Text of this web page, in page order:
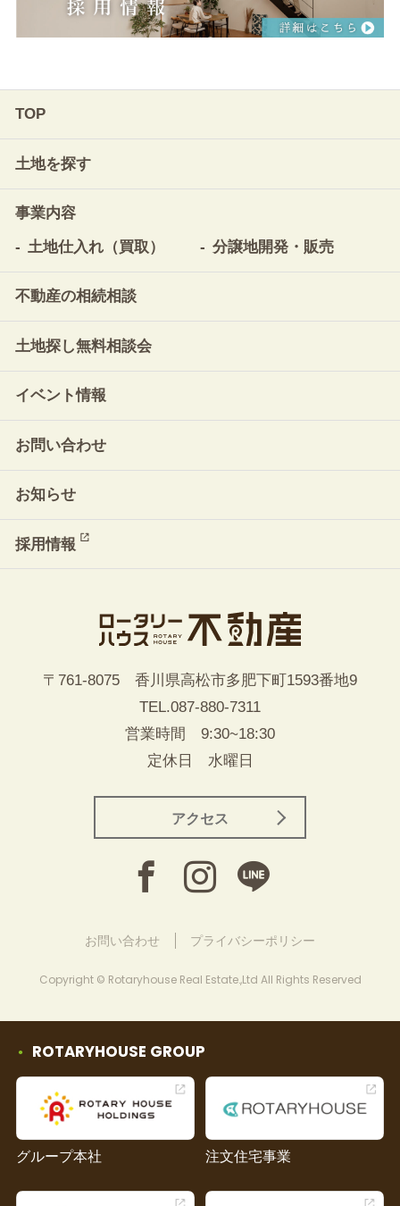
TOP
土地を探す
事業内容
土地仕入れ（買取）
分譲地開発・販売
不動産の相続相談
土地探し無料相談会
イベント情報
お問い合わせ
お知らせ
採用情報
〒761-8075 香川県高松市多肥下町1593番地9
TEL.087-880-7311
営業時間 9:30~18:30
定休日 水曜日
アクセス
お問い合わせ プライバシーポリシー
Copyright © Rotaryhouse Real Estate.,Ltd All Rights Reserved
ROTARYHOUSE GROUP
グループ本社 注文住宅事業